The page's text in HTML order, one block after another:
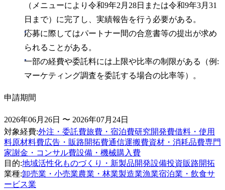
（メニューにより令和9年2月28日または令和9年3月31
日まで）に完了し、実績報告を行う必要がある。
応募に際してはパートナー間の合意書等の提出が求め
られることがある。
一部の経費や委託料には上限や比率の制限がある（例:
マーケティング調査を委託する場合の比率等）。
申請期間
2026年06月26日 〜 2026年07月24日
対象経費:外注・委託費旅費・宿泊費研究開発費借料・使用
料原材料費広告・販路開拓費通信運搬費資材・消耗品費専門
家謝金・コンサル費設備・機械購入費
目的:地域活性化ものづくり・新製品開発設備投資販路開拓
業種:卸売業・小売業農業・林業製造業漁業宿泊業・飲食サ
ービス業